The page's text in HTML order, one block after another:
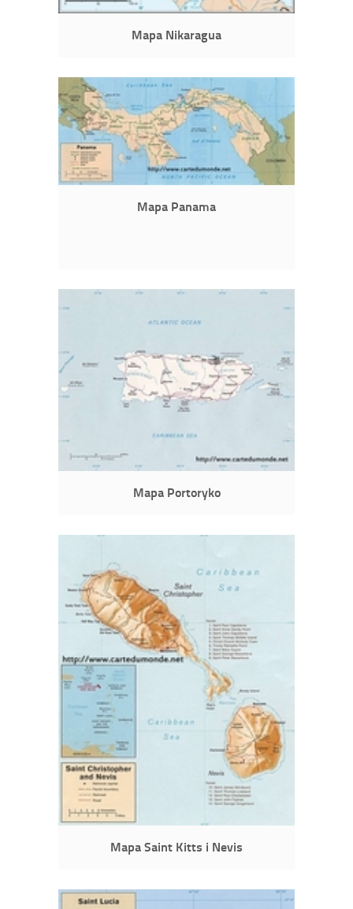
Mapa Nikaragua
Mapa Panama
Mapa Portoryko
Mapa Saint Kitts i Nevis